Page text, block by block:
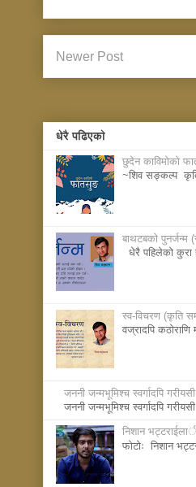
Newer Post
धेरै पढिएकाे
छुदेन काविमोको
~शिव सङ्कल्प
बाथटबकाे पुनर्जन्म
धेरै पहिलेको
स्व-विचरण (कृति
वज्रादपि
जननी जन्मभूमिश्च स्वर्गादपि गरीयसी
जननी जन्मभूमिश्च स्वर्गादपि
निशान
फाेटाेः निशान